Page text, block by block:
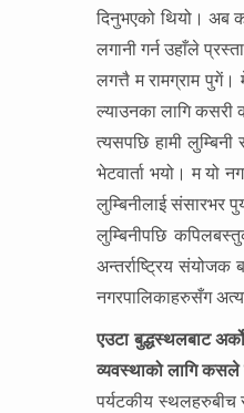
दिनुभएको थियो। अब
लगानी गर्न उहाँले
लगत्तै म रामग्राम
ल्याउनका लागि कसरी
त्यसपछि हामी
भेटवार्ता भयो। म यो
लुम्बिनीलाई संसारभर
लुम्बिनीपछि
अन्तर्राष्ट्रिय
नगरपालिकाहरुसँग
एउटा बुद्धस्थलबाट
व्यवस्थाको लागि कसले
पर्यटकीय